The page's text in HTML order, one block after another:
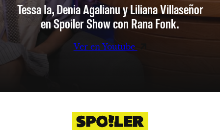
Tessa Ia, Denia Agalianu y Liliana Villaseñor
en Spoiler Show con Rana Fonk.
Ver en Youtube